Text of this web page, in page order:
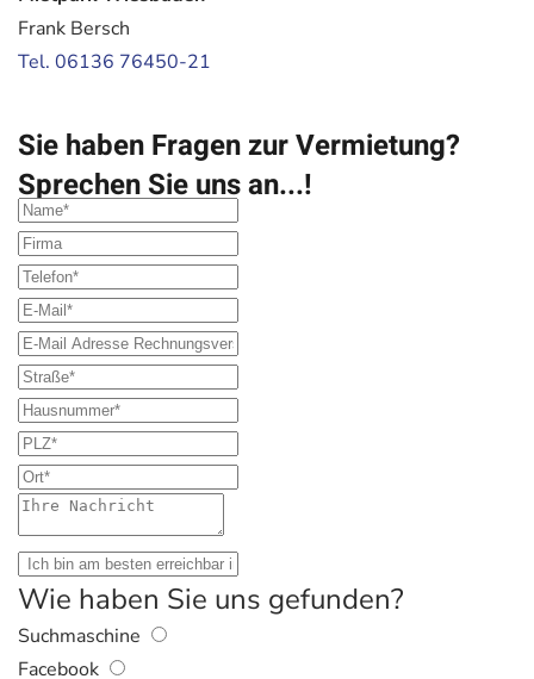
Frank Bersch
Tel. 06136 76450-21
Sie haben Fragen zur Vermietung?
Sprechen Sie uns an...!
Wie haben Sie uns gefunden?
Suchmaschine
Facebook